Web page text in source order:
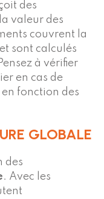
des
valeur des
couvrent la
sont calculés
à vérifier
en cas de
fonction des
GLOBALE
des
. Avec les